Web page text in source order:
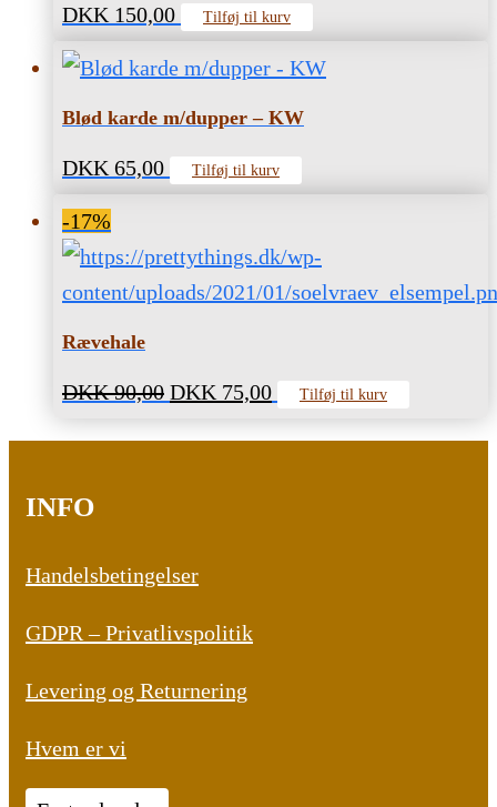
DKK 150,00 Tilføj til kurv
Blød karde m/dupper – KW
DKK 65,00 Tilføj til kurv
-17%
Rævehale
DKK90,00 Den
90,00.
DKK 75,00DenTilføj til kurv
INFO
Handelsbetingelser
GDPR – Privatlivspolitik
Levering og Returnering
Hvem er vi